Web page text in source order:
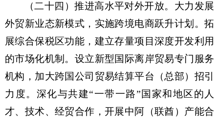
（二十四）推进高水平对外开放。 大力发展
外贸新业态新模式，实施跨境电商跃升计划。拓
展综合保税区功能，建立存量项目深度开发利用
的市场化机制。设立新型国际离岸贸易专门服务
机构，加大跨国公司贸易结算平台（总部）招引
力度。深化与共建“一带一路”国家和地区的人
才、技术、经贸合作，开展中阿（联酋）产能合